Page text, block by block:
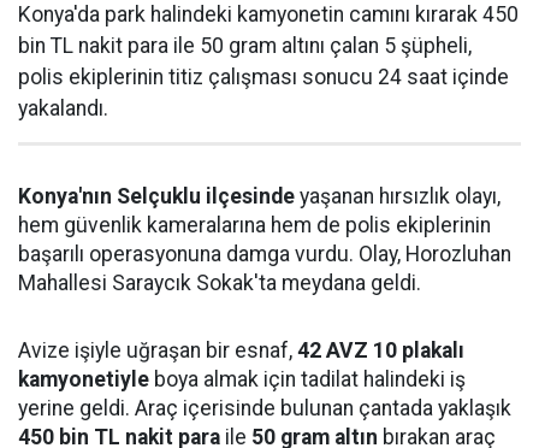
Konya'da park halindeki kamyonetin camını kırarak 450
bin TL nakit para ile 50 gram altını çalan 5 şüpheli,
polis ekiplerinin titiz çalışması sonucu 24 saat içinde
yakalandı.
Konya'nın Selçuklu ilçesinde yaşanan hırsızlık olayı,
hem güvenlik kameralarına hem de polis ekiplerinin
başarılı operasyonuna damga vurdu. Olay, Horozluhan
Mahallesi Saraycık Sokak'ta meydana geldi.
Avize işiyle uğraşan bir esnaf, 42 AVZ 10 plakalı
kamyonetiyle boya almak için tadilat halindeki iş
yerine geldi. Araç içerisinde bulunan çantada yaklaşık
450 bin TL nakit para ile 50 gram altın bırakan araç